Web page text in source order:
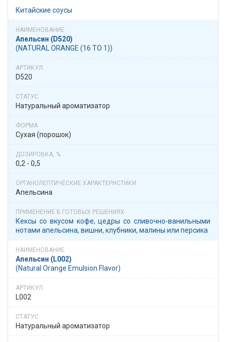
Китайские соусы
Апельсин (D520)
(NATURAL ORANGE (16 TO 1))
D520
Натуральный ароматизатор
Сухая (порошок)
0,2 - 0,5
Апельсина
Кексы со вкусом кофе, цедры со сливочно-ванильными
нотами апельсина, вишни, клубники, малины или персика
Апельсин (L002)
(Natural Orange Emulsion Flavor)
L002
Натуральный ароматизатор